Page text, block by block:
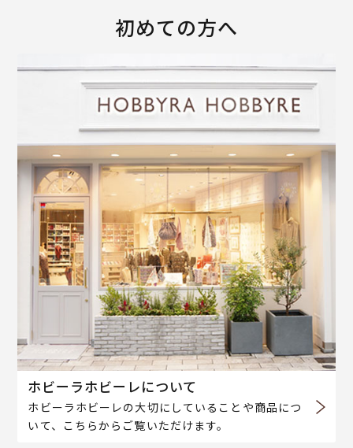
初めての方へ
ホビーラホビーレについて
ホビーラホビーレの大切にしていることや商品につ
いて、こちらからご覧いただけます。